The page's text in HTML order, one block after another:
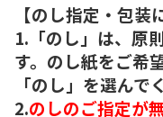
【のし指定・包装
1.「のし」は、原
す。のし紙をご希
「のし」を選んで
2.のしのご指定が